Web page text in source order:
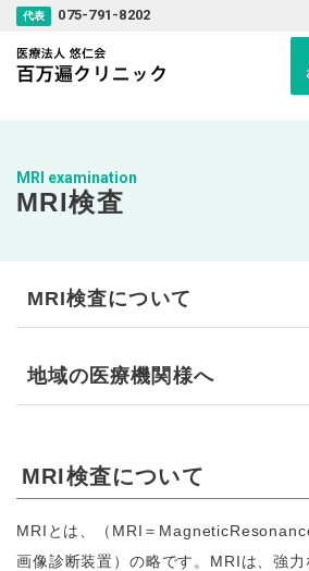
代表 075-791-8202
MRI examination
MRI検査
MRI検査について
地域の医療機関様へ
MRI検査について
MRIとは、（MRI＝
画像診断装置）の略です。MRIは、強